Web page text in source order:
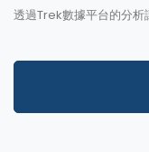
透過Trek數據平台的分析